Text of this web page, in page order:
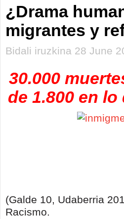
¿Drama
migrantes y
Bidali iruzkina 28 June
30.000
de 1.800 en
(Galde 10, Udaberria
Racismo.